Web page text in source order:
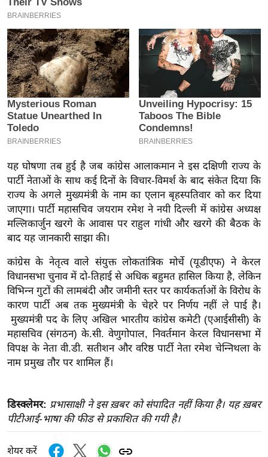
2
क्रा
इ
म
ई
-
पे
प
मि
सा
ल
बे
सा
ल
श
ख्सि
य
त
यं
इं
डि
सा
यह घोषणा तब हुई है जब कांग्रेस आलाकमान ने इस दक्षिणी राज्य के
पार्टी नेताओं के साथ कई दिनों के विचार-विमर्श के बाद संकेत दिया कि
राज्य के अगले मुख्यमंत्री के नाम का एलान बृहस्पतिवार को कर दिया
जाएगा। पार्टी महासचिव जयराम रमेश ने नयी दिल्ली में कांग्रेस अध्यक्ष
मल्लिकार्जुन खरगे के आवास पर राहुल गांधी और खरगे की बैठक के
बाद यह जानकारी साझा की।
कांग्रेस के नेतृत्व वाले संयुक्त लोकतांत्रिक मोर्चे (यूडीएफ) ने केरल
विधानसभा चुनाव में दो-तिहाई से अधिक बहुमत हासिल किया है, लेकिन
विभिन्न गुटों की लामबंदी और जमीनी स्तर पर कार्यकर्ताओं के विरोध के
कारण पार्टी अब तक मुख्यमंत्री के चेहरे पर निर्णय नहीं ले पाई है।
मुख्यमंत्री पद के लिए अखिल भारतीय कांग्रेस कमेटी (एआईसीसी) के
महासचिव (संगठन) के.सी. वेणुगोपाल, निवर्तमान केरल विधानसभा में
विपक्ष के नेता वी.डी. सतीशन और वरिष्ठ पार्टी नेता रमेश चेन्निथला के
नाम प्रमुख तौर पर शामिल हैं।
डिस्क्लेमर: प्रभासाक्षी ने इस ख़बर को संपादित नहीं किया है। यह ख़बर
पीटीआई-भाषा की फीड से प्रकाशित की गयी है।
शेयर करें